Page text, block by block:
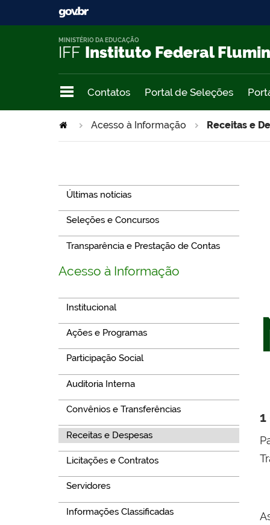
IFF Instituto Federal
MINISTÉRIO DA EDUCAÇÃO
Contatos Portal de Seleções
Acesso à Informação Receitas e
Últimas notícias
Seleções e Concursos
Transparência e Prestação de Contas
Acesso à Informação
Institucional
Ações e Programas
Participação Social
Auditoria Interna
Convênios e Transferências
Receitas e Despesas
Licitações e Contratos
Servidores
Informações Classificadas